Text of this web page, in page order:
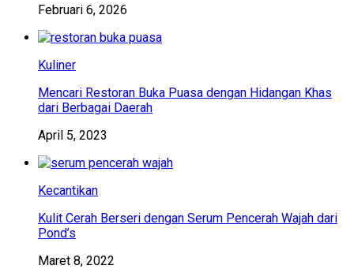
Februari 6, 2026
Kuliner
Mencari Restoran Buka Puasa dengan Hidangan Khas
dari Berbagai Daerah
April 5, 2023
Kecantikan
Kulit Cerah Berseri dengan Serum Pencerah Wajah dari
Pond’s
Maret 8, 2022